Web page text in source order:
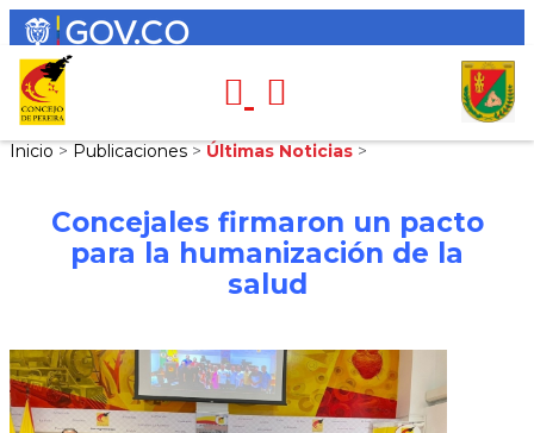
Inicio > Publicaciones > Últimas Noticias >
Concejales firmaron un pacto
para la humanización de la
salud